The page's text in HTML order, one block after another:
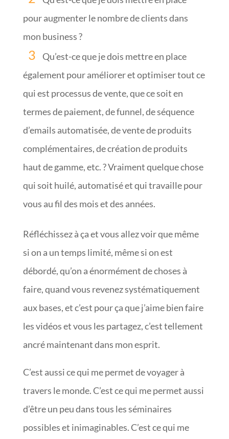
pour augmenter le nombre de clients dans
mon business ?
Qu’est-ce que je dois mettre en place
également pour améliorer et optimiser tout ce
qui est processus de vente, que ce soit en
termes de paiement, de funnel, de séquence
d’emails automatisée, de vente de produits
complémentaires, de création de produits
haut de gamme, etc. ? Vraiment quelque chose
qui soit huilé, automatisé et qui travaille pour
vous au fil des mois et des années.
Réfléchissez à ça et vous allez voir que même
si on a un temps limité, même si on est
débordé, qu’on a énormément de choses à
faire, quand vous revenez systématiquement
aux bases, et c’est pour ça que j’aime bien faire
les vidéos et vous les partagez, c’est tellement
ancré maintenant dans mon esprit.
C’est aussi ce qui me permet de voyager à
travers le monde. C’est ce qui me permet aussi
d’être un peu dans tous les séminaires
possibles et inimaginables. C’est ce qui me